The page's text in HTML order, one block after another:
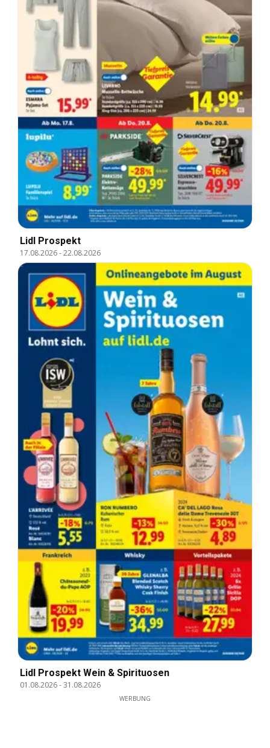
Lidl Prospekt
17.08.2026-22.08.2026
Lidl Prospekt Wein & Spirituosen
01.08.2026-31.08.2026
WERBUNG